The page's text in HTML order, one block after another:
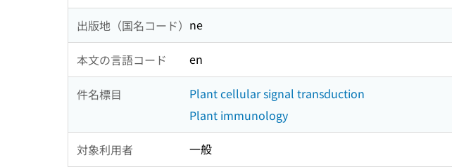
出版地（国名コード） ne
本文の言語コード en
件名標目
Plant cellular signal transduction
Plant immunology
対象利用者 一般